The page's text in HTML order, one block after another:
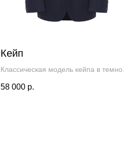
Кейп
Классическая модель кейпа в темно
58 000 р.